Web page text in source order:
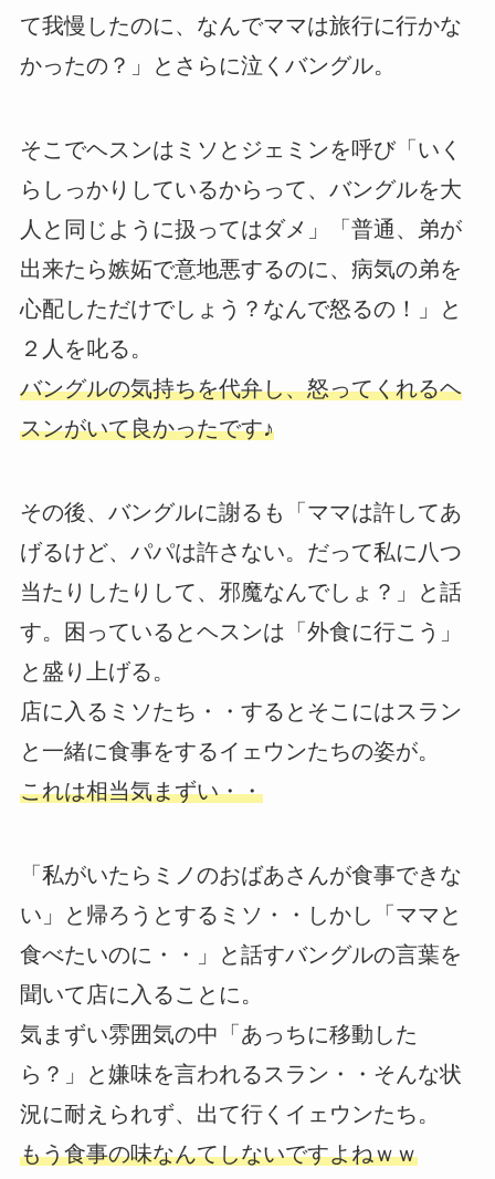
て我慢したのに、なんでママは旅行に行かな
かったの？」とさらに泣くバングル。
そこでヘスンはミソとジェミンを呼び「いく
らしっかりしているからって、バングルを大
人と同じように扱ってはダメ」「普通、弟が
出来たら嫉妬で意地悪するのに、病気の弟を
心配しただけでしょう？なんで怒るの！」と
２人を叱る。
バングルの気持ちを代弁し、怒ってくれるヘ
スンがいて良かったです♪
その後、バングルに謝るも「ママは許してあ
げるけど、パパは許さない。だって私に八つ
当たりしたりして、邪魔なんでしょ？」と話
す。困っているとヘスンは「外食に行こう」
と盛り上げる。
店に入るミソたち・・するとそこにはスラン
と一緒に食事をするイェウンたちの姿が。
これは相当気まずい・・
「私がいたらミノのおばあさんが食事できな
い」と帰ろうとするミソ・・しかし「ママと
食べたいのに・・」と話すバングルの言葉を
聞いて店に入ることに。
気まずい雰囲気の中「あっちに移動した
ら？」と嫌味を言われるスラン・・そんな状
況に耐えられず、出て行くイェウンたち。
もう食事の味なんてしないですよねｗｗ